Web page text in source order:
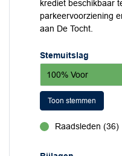
krediet beschikbaar
parkeervoorziening
aan De Tocht.
Stemuitslag
100% Voor
Toon stemmen
Raadsleden (36)